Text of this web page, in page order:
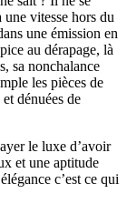
vitesse hors du
une émission en
au dérapage, là
sa nonchalance
les pièces de
dénuées de
le luxe d’avoir
et une aptitude
c’est ce qui